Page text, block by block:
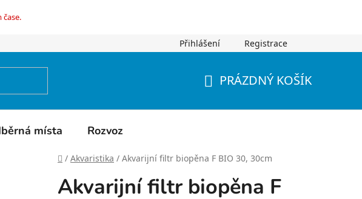
Přihlášení Registrace
PRÁZDNÝ KOŠÍK
místa Rozvoz
Domů
/ Akvaristika / Akvarijní filtr biopěna F BIO 30, 30cm
Akvarijní filtr biopěna F